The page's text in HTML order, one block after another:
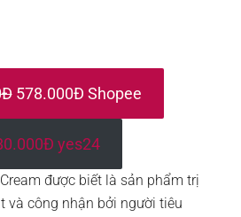
578.000Đ Shopee
yes24
được biết là sản phẩm trị
và công nhận bởi người tiêu